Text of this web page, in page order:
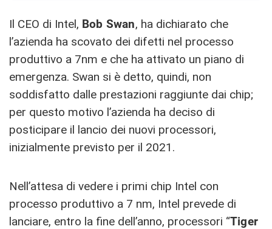
Il CEO di Intel, Bob Swan, ha dichiarato che
l’azienda ha scovato dei difetti nel processo
produttivo a 7nm e che ha attivato un piano di
emergenza. Swan si è detto, quindi, non
soddisfatto dalle prestazioni raggiunte dai chip;
per questo motivo l’azienda ha deciso di
posticipare il lancio dei nuovi processori,
inizialmente previsto per il 2021.
Nell’attesa di vedere i primi chip Intel con
processo produttivo a 7 nm, Intel prevede di
lanciare, entro la fine dell’anno, processori “Tiger